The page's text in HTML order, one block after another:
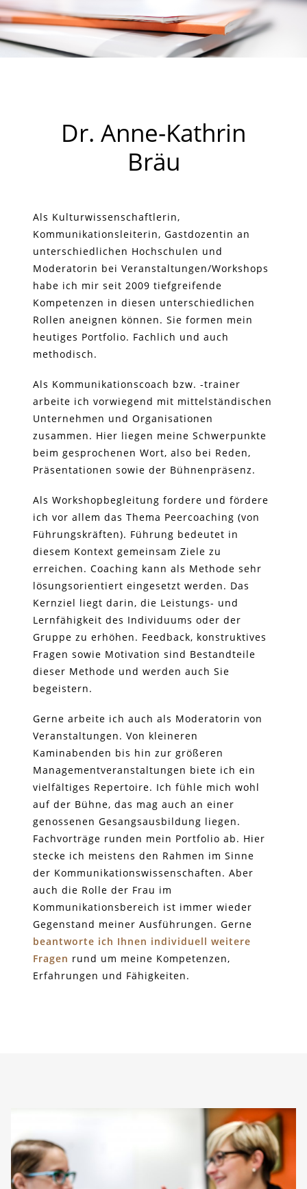
Dr. Anne-Kathrin
Bräu
Als Kulturwissenschaftlerin,
Kommunikationsleiterin, Gastdozentin an
unterschiedlichen Hochschulen und
Moderatorin bei Veranstaltungen/Workshops
habe ich mir seit 2009 tiefgreifende
Kompetenzen in diesen unterschiedlichen
Rollen aneignen können. Sie formen mein
heutiges Portfolio. Fachlich und auch
methodisch.
Als Kommunikationscoach bzw. -trainer
arbeite ich vorwiegend mit mittelständischen
Unternehmen und Organisationen
zusammen. Hier liegen meine Schwerpunkte
beim gesprochenen Wort, also bei Reden,
Präsentationen sowie der Bühnenpräsenz.
Als Workshopbegleitung fordere und fördere
ich vor allem das Thema Peercoaching (von
Führungskräften). Führung bedeutet in
diesem Kontext gemeinsam Ziele zu
erreichen. Coaching kann als Methode sehr
lösungsorientiert eingesetzt werden. Das
Kernziel liegt darin, die Leistungs- und
Lernfähigkeit des Individuums oder der
Gruppe zu erhöhen. Feedback, konstruktives
Fragen sowie Motivation sind Bestandteile
dieser Methode und werden auch Sie
begeistern.
Gerne arbeite ich auch als Moderatorin von
Veranstaltungen. Von kleineren
Kaminabenden bis hin zur größeren
Managementveranstaltungen biete ich ein
vielfältiges Repertoire. Ich fühle mich wohl
auf der Bühne, das mag auch an einer
genossenen Gesangsausbildung liegen.
Fachvorträge runden mein Portfolio ab. Hier
stecke ich meistens den Rahmen im Sinne
der Kommunikationswissenschaften. Aber
auch die Rolle der Frau im
Kommunikationsbereich ist immer wieder
Gegenstand meiner Ausführungen. Gerne
beantworte ich Ihnen individuell weitere
Fragen rund um meine Kompetenzen,
Erfahrungen und Fähigkeiten.